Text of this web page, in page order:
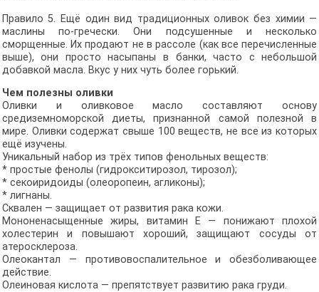
Правило 5. Ещё один вид традиционных оливок без химии —
маслины по-гречески. Они подсушенные и несколько
сморщенные. Их продают не в рассоле (как все перечисленные
выше), они просто насыпаны в банки, часто с небольшой
добавкой масла. Вкус у них чуть более горький.
Чем полезны оливки
Оливки и оливковое масло составляют основу
средиземноморской диеты, признанной самой полезной в
мире. Оливки содержат свыше 100 веществ, не все из которых
ещё изучены.
Уникальный набор из трёх типов фенольных веществ:
* простые фенолы (гидрокситирозол, тирозол);
* секоиридоиды (олеоропеин, агликоны);
* лигнаны.
Сквален — защищает от развития рака кожи.
Мононенасыщенные жиры, витамин Е — понижают плохой
холестерин и повышают хороший, защищают сосуды от
атеросклероза.
Олеокантал — противовоспалительное и обезболивающее
действие.
Олеиновая кислота — препятствует развитию рака груди.